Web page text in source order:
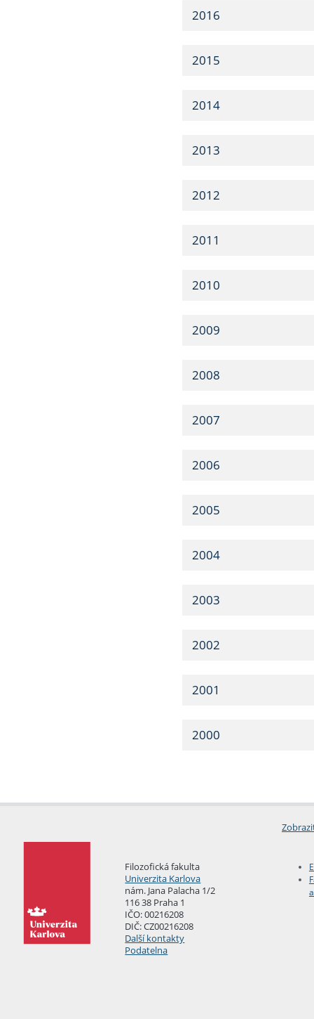
2016
2015
2014
2013
2012
2011
2010
2009
2008
2007
2006
2005
2004
2003
2002
2001
2000
Filozofická fakulta
Univerzita Karlova
nám. Jana Palacha 1/2
116 38 Praha 1
IČO: 00216208
DIČ: CZ00216208
Další kontakty
Podatelna